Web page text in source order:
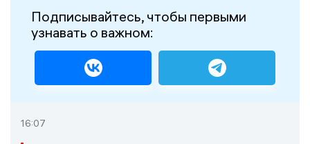
Подписывайтесь, чтобы первыми
узнавать о важном:
16:07